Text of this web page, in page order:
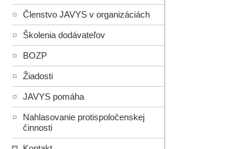
Členstvo JAVYS v organizáciách
Školenia dodávateľov
BOZP
Žiadosti
JAVYS pomáha
Nahlasovanie protispoločenskej
činnosti